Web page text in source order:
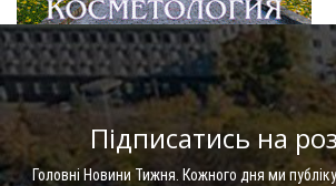
Підписатись на
Головні Новини Тижня. Кожного дня ми